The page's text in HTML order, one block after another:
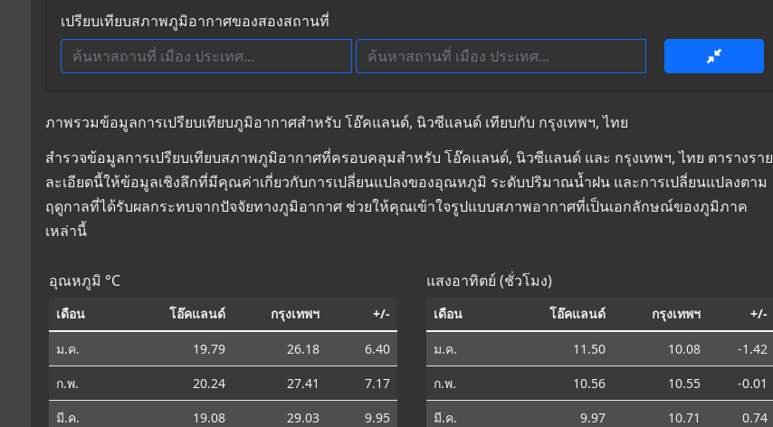
เปรียบเทียบสภาพภูมิอากาศของสองสถานที่
ภาพรวมข้อมูลการเปรียบเทียบภูมิอากาศสำหรับ โอ๊คแลนด์, นิวซีแลนด์ เทียบกับ กรุงเทพฯ, ไทย
สำรวจข้อมูลการเปรียบเทียบสภาพภูมิอากาศที่ครอบคลุมสำหรับ โอ๊คแลนด์, นิวซีแลนด์ และ กรุงเทพฯ, ไทย ตารางราย
ละเอียดนี้ให้ข้อมูลเชิงลึกที่มีคุณค่าเกี่ยวกับการเปลี่ยนแปลงของอุณหภูมิ ระดับปริมาณน้ำฝน และการเปลี่ยนแปลงตาม
ฤดูกาลที่ได้รับผลกระทบจากปัจจัยทางภูมิอากาศ ช่วยให้คุณเข้าใจรูปแบบสภาพอากาศที่เป็นเอกลักษณ์ของภูมิภาค
เหล่านี้
อุณหภูมิ °C
เดือน โอ๊คแลนด์ กรุงเทพฯ +/-
ม.ค. 19.79 26.18
6.40
ก.พ.
20.24 27.41
7.17
มี.ค.
19.08 29.03
9.95
แสงอาทิตย์ (ชั่วโมง)
เดือน โอ๊คแลนด์ กรุงเทพฯ +/-
ม.ค. 11.50 10.08
-1.42
ก.พ.
10.56 10.55
-0.01
มี.ค.
9.97 10.71
0.74